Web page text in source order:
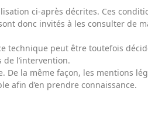
ci-après décrites. Ces
donc invités à les consulter de
technique peut être toutefois
l’intervention.
De la même façon, les mentions
afin d’en prendre connaissance.